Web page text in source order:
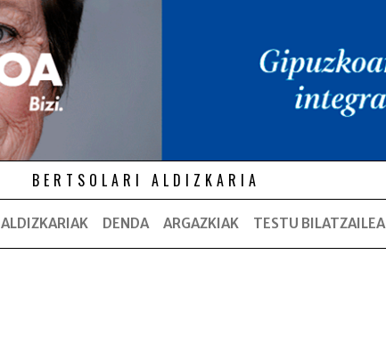
BERTSOLARI ALDIZKARIA
ALDIZKARIAK DENDA ARGAZKIAK TESTU BILATZAILEA